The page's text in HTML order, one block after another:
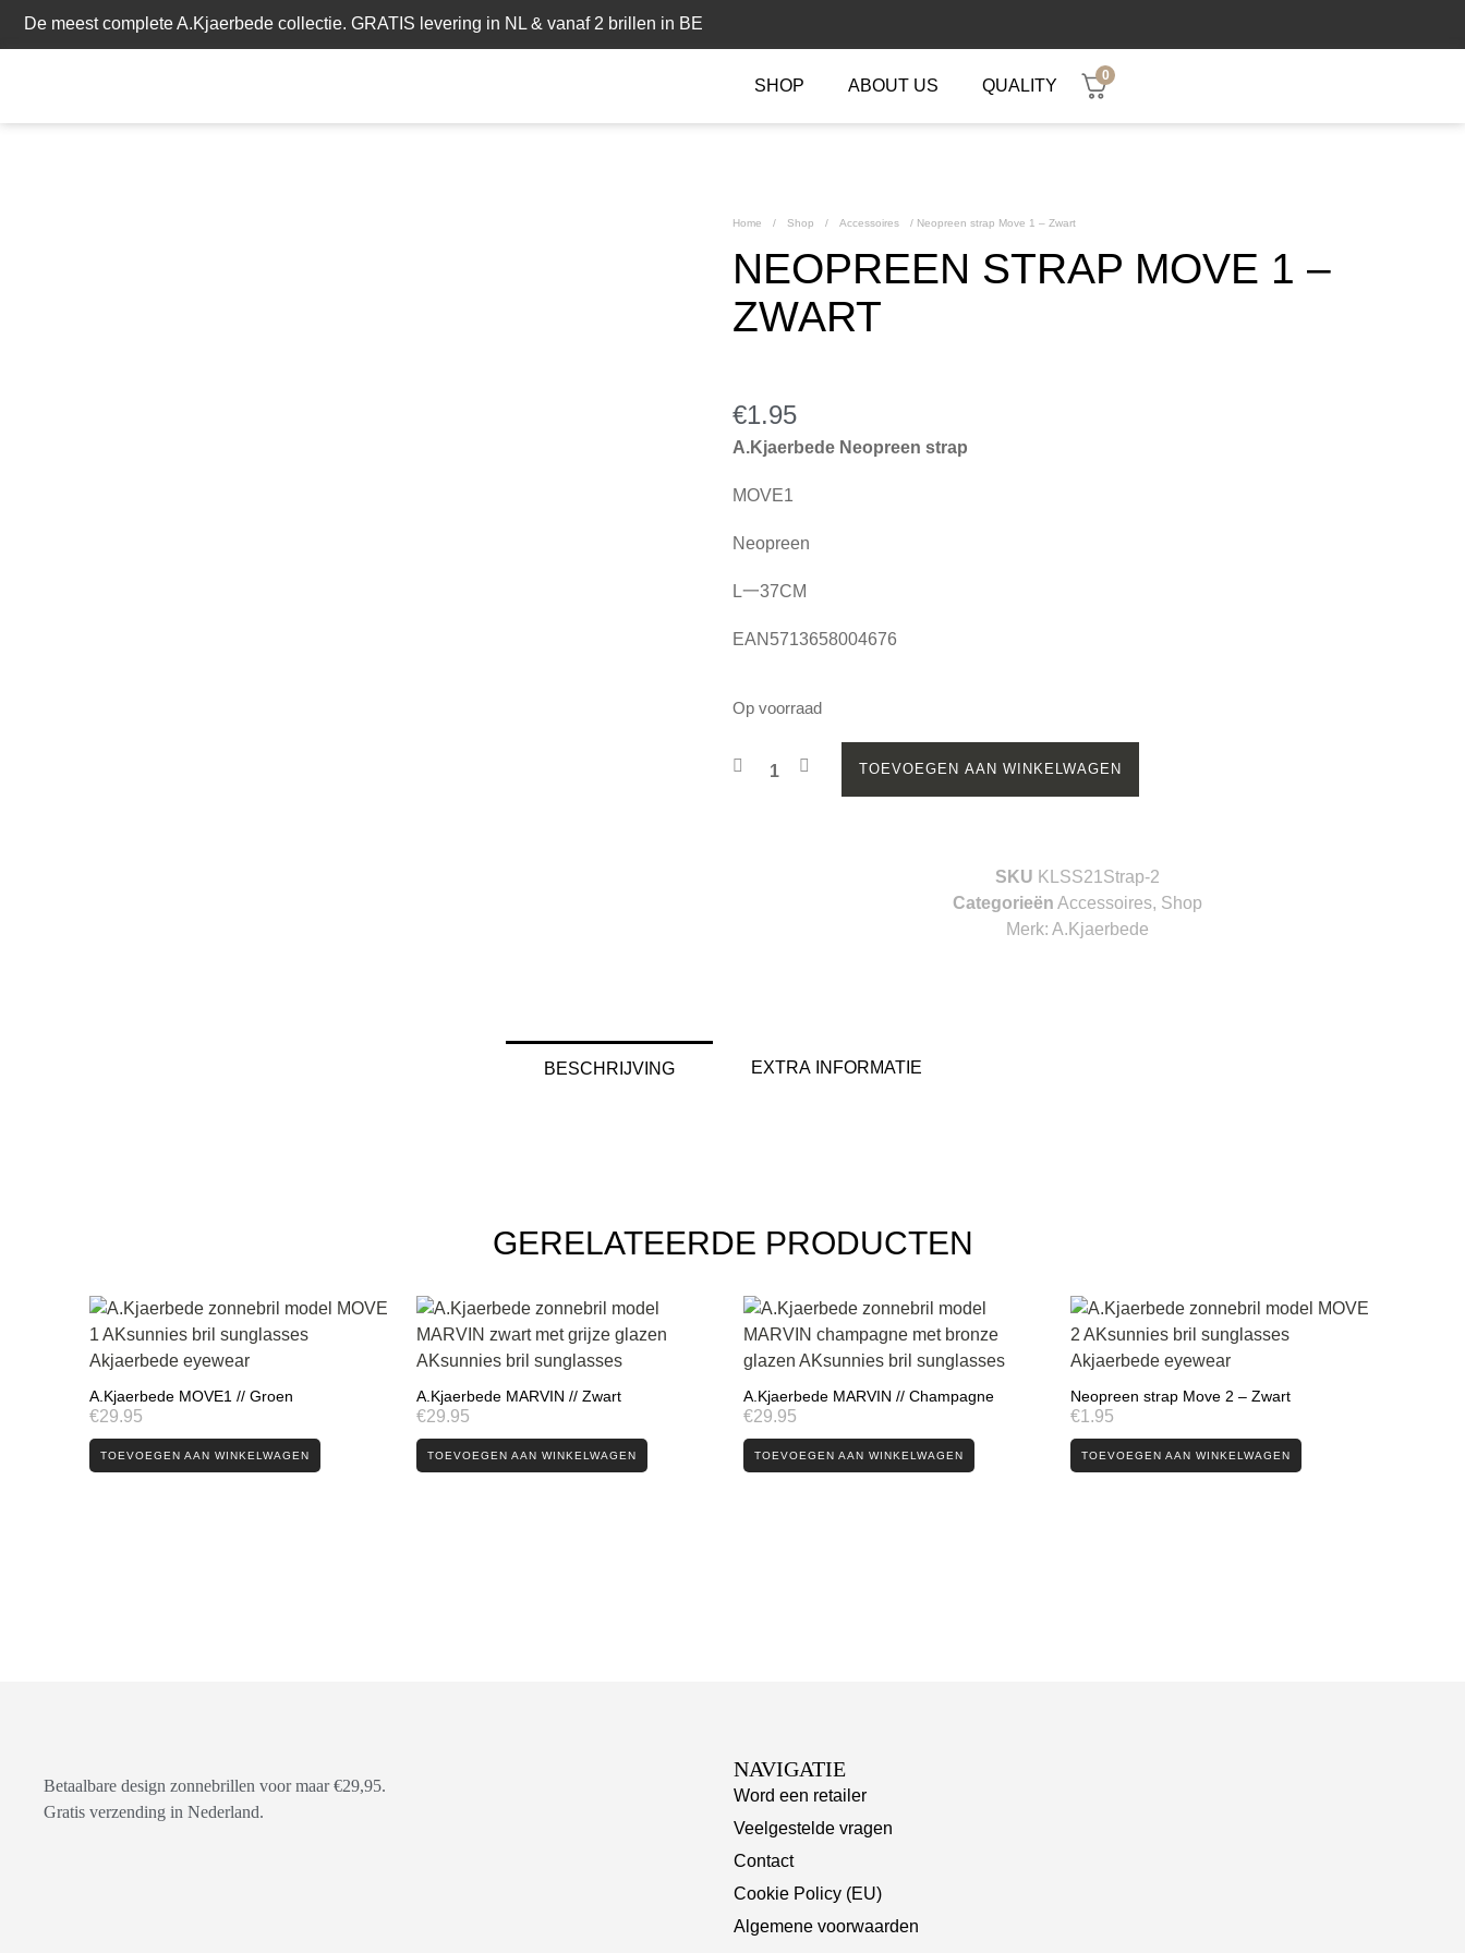
De meest complete A.Kjaerbede collectie. GRATIS levering in NL & vanaf 2 brillen in BE
SHOP ABOUT US QUALITY
0
Home / Shop / Accessoires / Neopreen strap Move 1 – Zwart
NEOPREEN STRAP MOVE 1 –
ZWART
€1.95
A.Kjaerbede Neopreen strap
MOVE1
Neopreen
L一37CM
EAN5713658004676
Op voorraad
TOEVOEGEN AAN WINKELWAGEN
SKU KLSS21Strap-2
Categorieën Accessoires, Shop
Merk: A.Kjaerbede
BESCHRIJVING EXTRA INFORMATIE
GERELATEERDE PRODUCTEN
A.Kjaerbede MOVE1 // Groen
€29.95
TOEVOEGEN AAN WINKELWAGEN
A.Kjaerbede MARVIN // Zwart
€29.95
TOEVOEGEN AAN WINKELWAGEN
A.Kjaerbede MARVIN // Champagne
€29.95
TOEVOEGEN AAN WINKELWAGEN
Neopreen strap Move 2 – Zwart
€1.95
TOEVOEGEN AAN WINKELWAGEN
Betaalbare design zonnebrillen voor maar €29,95.
Gratis verzending in Nederland.
NAVIGATIE
Word een retailer
Veelgestelde vragen
Contact
Cookie Policy (EU)
Algemene voorwaarden